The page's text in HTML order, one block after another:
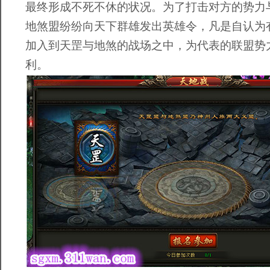
最终形成不死不休的状况。为了打击对方的势力
地煞盟纷纷向天下群雄发出英雄令，凡是自认为
加入到天罡与地煞的战场之中，为代表的联盟势
利。